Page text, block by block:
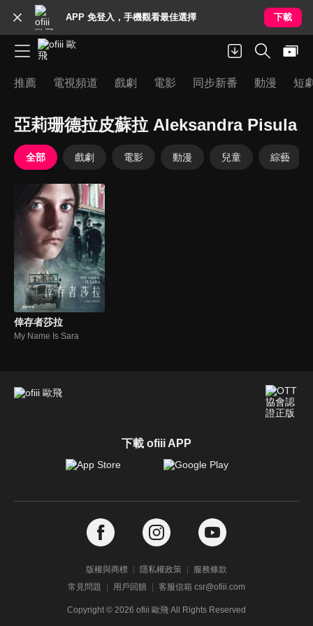
APP 免登入，手機觀看最佳選擇 下載
推薦 電視頻道 戲劇 電影 同步新番 動漫 短
亞莉珊德拉皮蘇拉 Aleksandra Pisula
全部 戲劇 電影 動漫 兒童 綜藝
倖存者莎拉
My Name Is Sara
下載 ofiii APP
版權與商標 隱私權政策
服務條款
常見問題
用戶回饋 客服信箱 csr@ofiii.com
Copyright © 2026 ofiii 歐飛 All Rights Reserved